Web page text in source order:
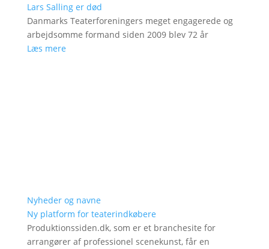
Lars Salling er død
Danmarks Teaterforeningers meget engagerede og
arbejdsomme formand siden 2009 blev 72 år
Læs mere
Nyheder og navne
Ny platform for teaterindkøbere
Produktionssiden.dk, som er et branchesite for
arrangører af professionel scenekunst, får en